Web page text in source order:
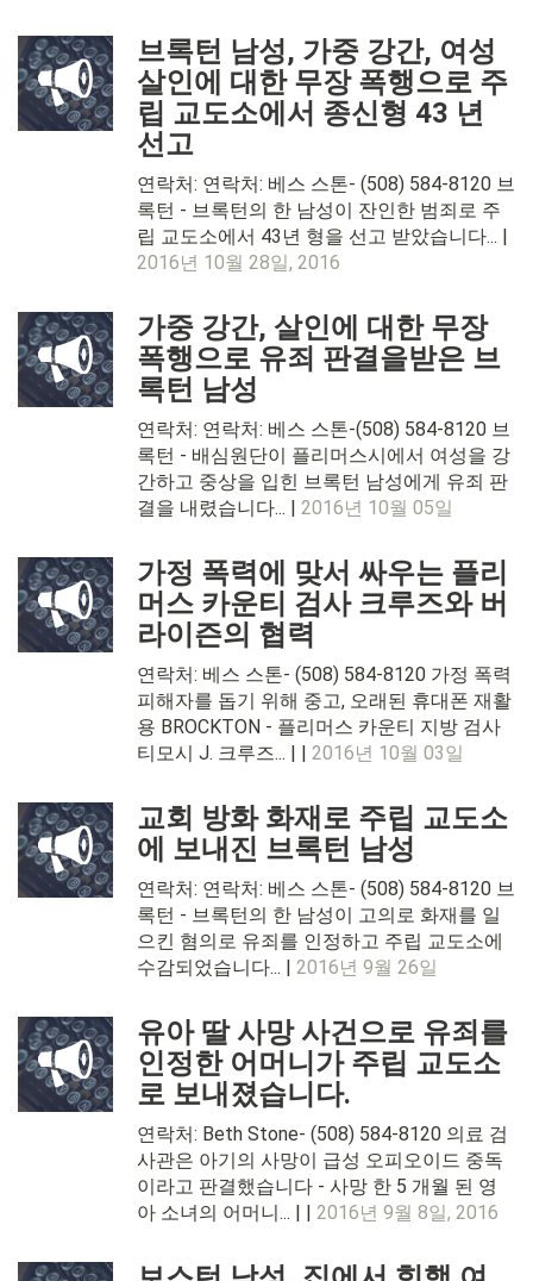
브록턴 남성, 가중 강간, 여성
살인에 대한 무장 폭행으로 주
립 교도소에서 종신형 43 년
선고
연락처: 연락처: 베스 스톤- (508) 584-8120 브
록턴 - 브록턴의 한 남성이 잔인한 범죄로 주
립 교도소에서 43년 형을 선고 받았습니다... |
2016년 10월 28일, 2016
가중 강간, 살인에 대한 무장
폭행으로 유죄 판결을받은 브
록턴 남성
연락처: 연락처: 베스 스톤-(508) 584-8120 브
록턴 - 배심원단이 플리머스시에서 여성을 강
간하고 중상을 입힌 브록턴 남성에게 유죄 판
결을 내렸습니다... | 2016년 10월 05일
가정 폭력에 맞서 싸우는 플리
머스 카운티 검사 크루즈와 버
라이즌의 협력
연락처: 베스 스톤- (508) 584-8120 가정 폭력
피해자를 돕기 위해 중고, 오래된 휴대폰 재활
용 BROCKTON - 플리머스 카운티 지방 검사
티모시 J. 크루즈... | | 2016년 10월 03일
교회 방화 화재로 주립 교도소
에 보내진 브록턴 남성
연락처: 연락처: 베스 스톤- (508) 584-8120 브
록턴 - 브록턴의 한 남성이 고의로 화재를 일
으킨 혐의로 유죄를 인정하고 주립 교도소에
수감되었습니다... | 2016년 9월 26일
유아 딸 사망 사건으로 유죄를
인정한 어머니가 주립 교도소
로 보내졌습니다.
연락처: Beth Stone- (508) 584-8120 의료 검
사관은 아기의 사망이 급성 오피오이드 중독
이라고 판결했습니다 - 사망 한 5 개월 된 영
아 소녀의 어머니... | | 2016년 9월 8일, 2016